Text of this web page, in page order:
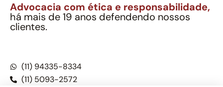
Advocacia com ética e responsabilidade,
há mais de 19 anos defendendo nossos
clientes.
(11) 94335-8334
(11) 5093-2572